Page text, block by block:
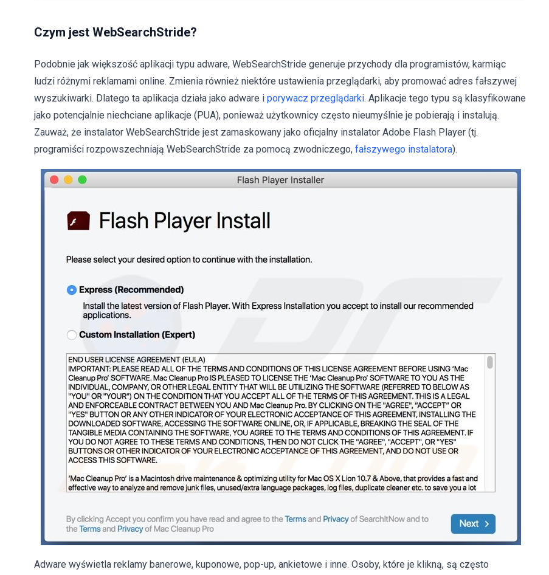
Czym jest WebSearchStride?
Podobnie jak większość aplikacji typu adware, WebSearchStride generuje przychody dla programistów, karmiąc
ludzi różnymi reklamami online. Zmienia również niektóre ustawienia przeglądarki, aby promować adres fałszywej
wyszukiwarki. Dlatego ta aplikacja działa jako adware i porywacz przeglądarki. Aplikacje tego typu są klasyfikowane
jako potencjalnie niechciane aplikacje (PUA), ponieważ użytkownicy często nieumyślnie je pobierają i instalują.
Zauważ, że instalator WebSearchStride jest zamaskowany jako oficjalny instalator Adobe Flash Player (tj.
programiści rozpowszechniają WebSearchStride za pomocą zwodniczego, fałszywego instalatora).
Adware wyświetla reklamy banerowe, kuponowe, pop-up, ankietowe i inne. Osoby, które je klikną, są często